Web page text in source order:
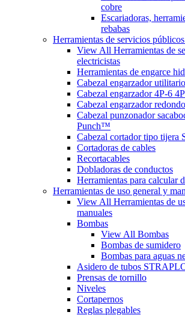
cobre
Escariadoras,
rebabas
Herramientas de servicios
View All Herramientas de
electricistas
Herramientas de engarce
Cabezal engarzador
Cabezal engarzador 4P-6
Cabezal engarzador
Cabezal punzonador
Punch™
Cabezal cortador tipo tijera
Cortadoras de cables
Recortacables
Dobladoras de conductos
Herramientas para calcular
Herramientas de uso general y
View All Herramientas de
manuales
Bombas
View All Bombas
Bombas de sumidero
Bombas para aguas
Asidero de tubos
Prensas de tornillo
Niveles
Cortapernos
Reglas plegables